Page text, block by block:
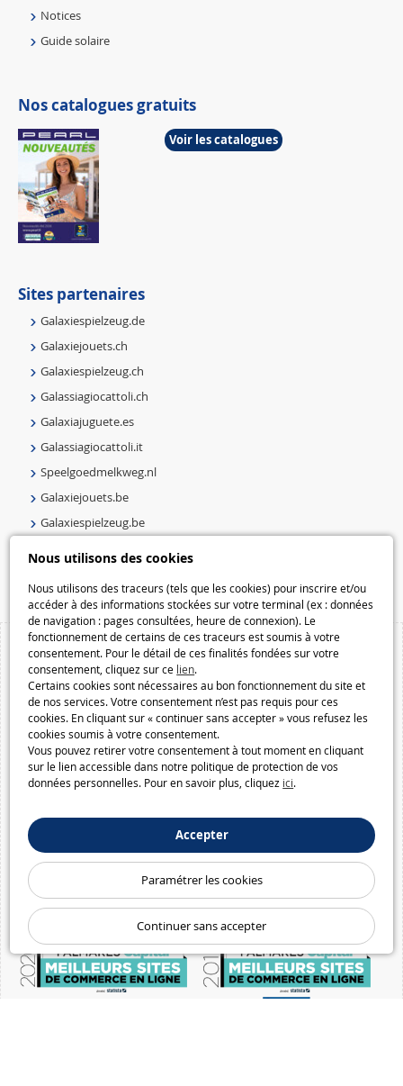
Nous utilisons des cookies
Nous utilisons des traceurs (tels que les cookies) pour inscrire et/ou
accéder à des informations stockées sur votre terminal (ex : données
de navigation : pages consultées, heure de connexion). Le
fonctionnement de certains de ces traceurs est soumis à votre
consentement. Pour le détail de ces finalités fondées sur votre
consentement, cliquez sur ce lien.
Certains cookies sont nécessaires au bon fonctionnement du site et
de nos services. Votre consentement n’est pas requis pour ces
cookies. En cliquant sur « continuer sans accepter » vous refusez les
cookies soumis à votre consentement.
Vous pouvez retirer votre consentement à tout moment en cliquant
sur le lien accessible dans notre politique de protection de vos
données personnelles. Pour en savoir plus, cliquez ici.
Accepter
Paramétrer les cookies
Continuer sans accepter
Notices
Guide solaire
Nos catalogues gratuits
Voir les catalogues
Sites partenaires
Galaxiespielzeug.de
Galaxiejouets.ch
Galaxiespielzeug.ch
Galassiagiocattoli.ch
Galaxiajuguete.es
Galassiagiocattoli.it
Speelgoedmelkweg.nl
Galaxiejouets.be
Galaxiespielzeug.be